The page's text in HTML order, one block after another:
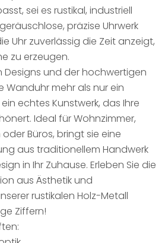
sei es rustikal, industriell
präzise Uhrwerk
Uhr zuverlässig die Zeit anzeigt,
zu erzeugen.
Designs und der hochwertigen
Wanduhr mehr als nur ein
echtes Kunstwerk, das Ihre
Ideal für Wohnzimmer,
oder Büros, bringt sie eine
aus traditionellem Handwerk
in Ihr Zuhause. Erleben Sie die
aus Ästhetik und
rustikalen Holz-Metall
Ziffern!